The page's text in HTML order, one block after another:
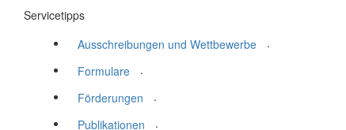
Servicetipps
Ausschreibungen und Wettbewerbe
.
Formulare
.
Förderungen
.
Publikationen
.